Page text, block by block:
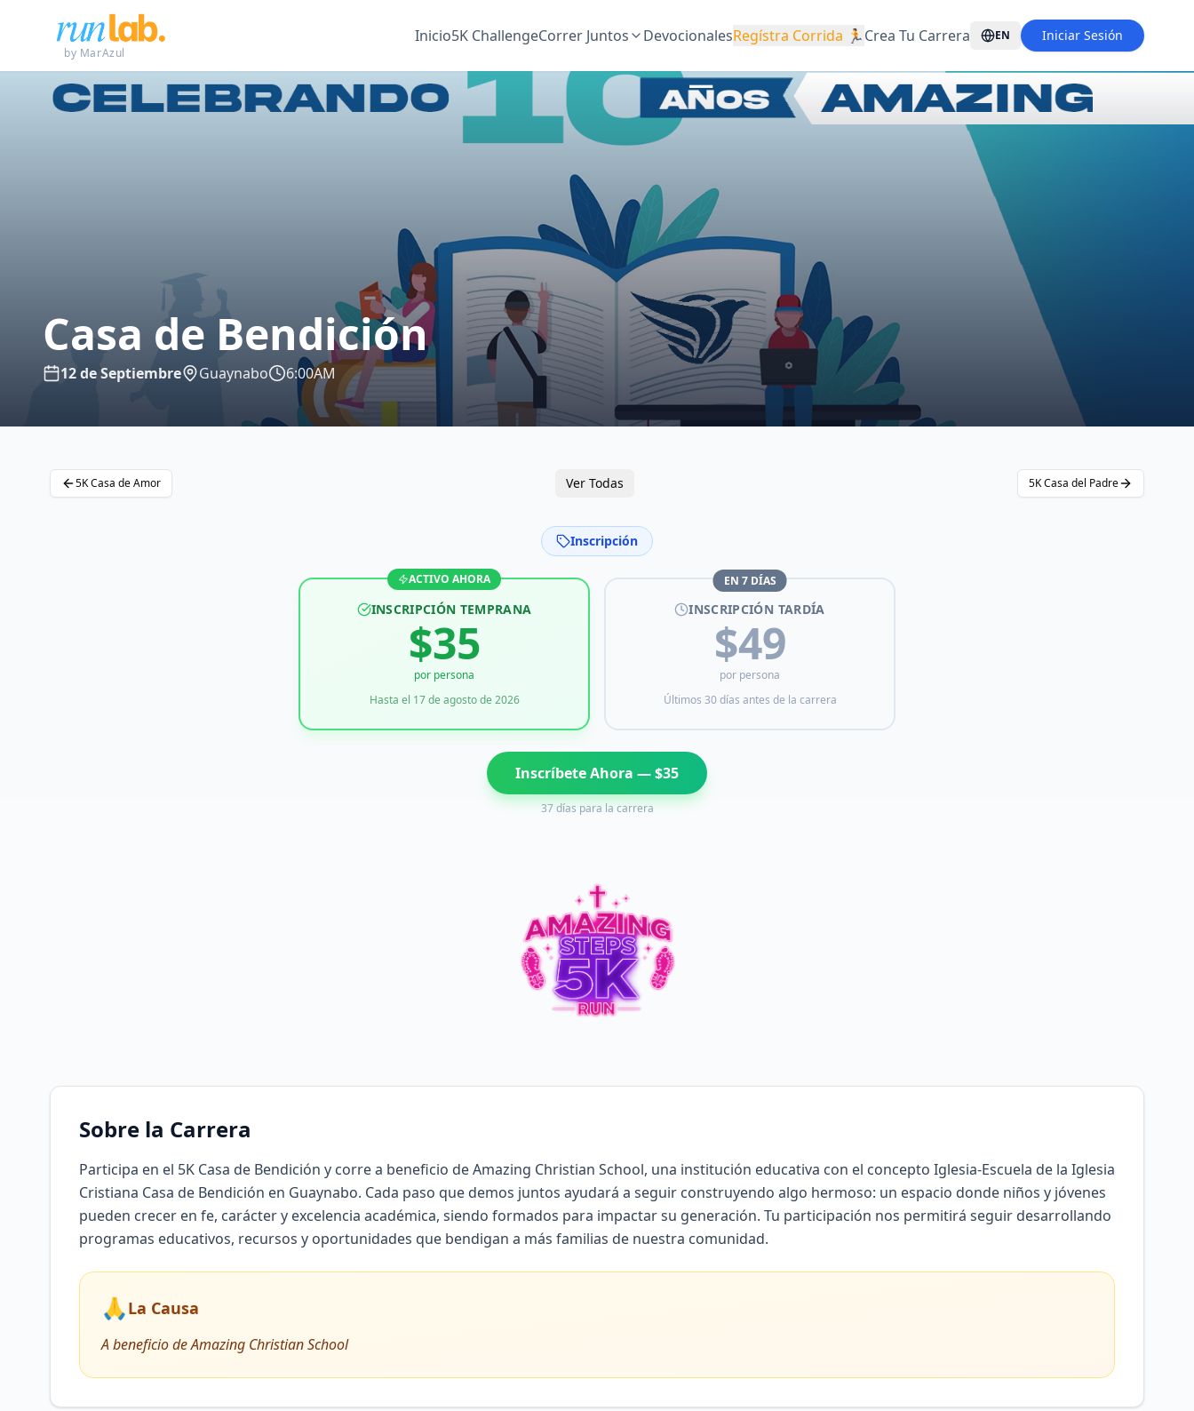
by MarAzul
Inicio5K ChallengeCorrer Juntos DevocionalesRegístra Corrida 🏃Crea Tu Carrera EN Iniciar Sesión
Casa de Bendición
12 de Septiembre Guaynabo 6:00AM
5K Casa de Amor Ver Todas 5K Casa del Padre
Inscripción
ACTIVO AHORA
INSCRIPCIÓN TEMPRANA
$35
por persona
Hasta el 17 de agosto de 2026
EN 7DÍAS
INSCRIPCIÓN TARDÍA
$49
por persona
Últimos 30 días antes de la carrera
Inscríbete Ahora — $35
37días para la carrera
Sobre la Carrera
Participa en el 5K Casa de Bendición y corre a beneficio de Amazing Christian School, una institución educativa con el concepto Iglesia-Escuela de la Iglesia
Cristiana Casa de Bendición en Guaynabo. Cada paso que demos juntos ayudará a seguir construyendo algo hermoso: un espacio donde niños y jóvenes
pueden crecer en fe, carácter y excelencia académica, siendo formados para impactar su generación. Tu participación nos permitirá seguir desarrollando
programas educativos, recursos y oportunidades que bendigan a más familias de nuestra comunidad.
🙏La Causa
A beneficio de Amazing Christian School